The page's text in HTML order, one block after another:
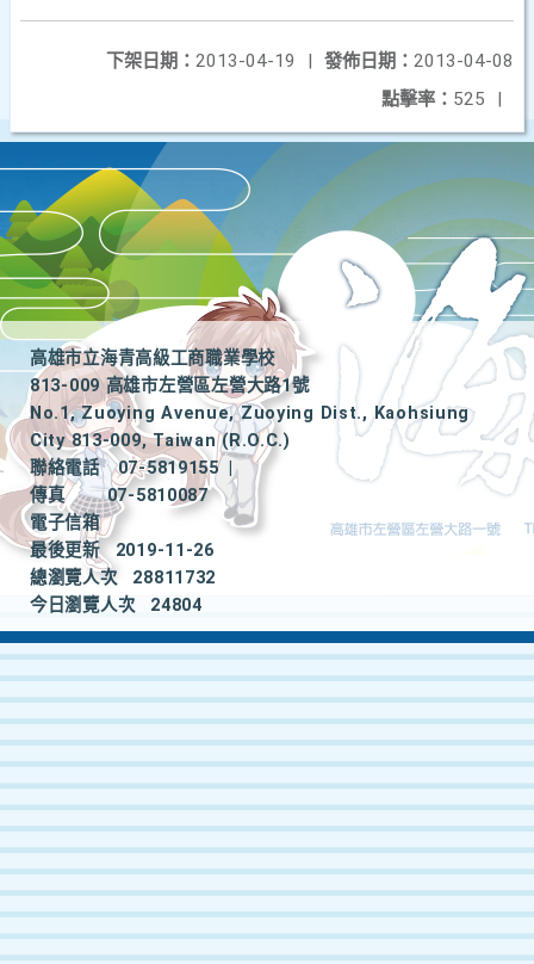
發佈日期： 2013-04-08
下架日期： 2013-04-19
|
點擊率： 525 |
高雄市立海青高級工商職業學校
813-009 高雄市左營區左營大路1號
No.1, Zuoying Avenue, Zuoying Dist., Kaohsiung
City 813-009, Taiwan (R.O.C.)
聯絡電話
07-5819155
|
傳真
07-5810087
電子信箱
最後更新
2019-11-26
總瀏覽人次
28811732
今日瀏覽人次
24804